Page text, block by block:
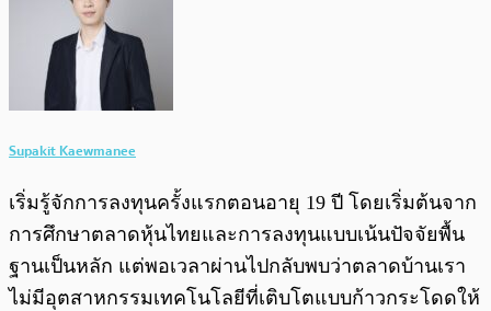
Supakit Kaewmanee
เริ่มรู้จักการลงทุนครั้งแรกตอนอายุ 19 ปี โดยเริ่มต้นจาก
การศึกษาตลาดหุ้นไทยและการลงทุนแบบเน้นปัจจัยพื้น
ฐานเป็นหลัก แต่พอเวลาผ่านไปกลับพบว่าตลาดบ้านเรา
ไม่มีอุตสาหกรรมเทคโนโลยีที่เติบโตแบบก้าวกระโดดให้